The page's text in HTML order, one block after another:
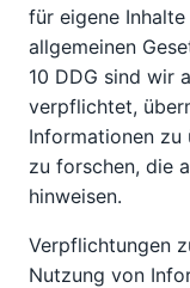
für eigene
allgemeinen
10 DDG sind wir
verpflichtet,
Informationen zu
zu forschen, die
hinweisen.
Verpflichtungen
Nutzung von